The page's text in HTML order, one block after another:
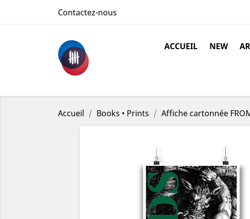
Contactez-nous
ACCUEIL NEW
Accueil Books • Prints Affiche cartonnée